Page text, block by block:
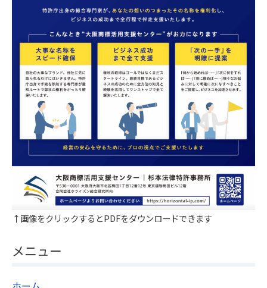
↑画像をクリックするとPDFをダウンロードできます
メニュー